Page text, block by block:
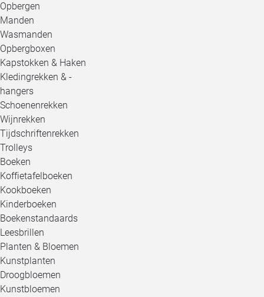
Opbergen
Manden
Wasmanden
Opbergboxen
Kapstokken & Haken
Kledingrekken & -
hangers
Schoenenrekken
Wijnrekken
Tijdschriftenrekken
Trolleys
Boeken
Koffietafelboeken
Kookboeken
Kinderboeken
Boekenstandaards
Leesbrillen
Planten & Bloemen
Kunstplanten
Droogbloemen
Kunstbloemen